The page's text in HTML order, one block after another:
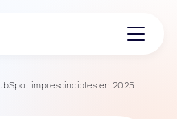
imprescindibles en 2025